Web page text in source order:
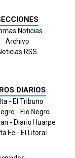
Noticias
Archivo
RSS
DIARIOS
- El Tribuno
- Eio Negro
- Diario Huarpe
Fe - El Litoral